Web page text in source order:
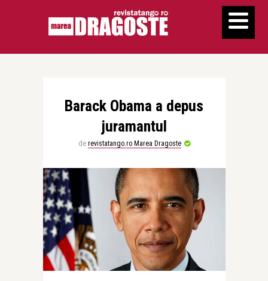
Barack Obama a depus
juramantul
de revistatango.ro Marea Dragoste